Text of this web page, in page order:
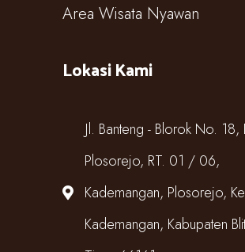
Area Wisata Nyawan
Lokasi Kami
Jl. Banteng - Blorok No. 18,
Plosorejo, RT. 01 / 06,
Kademangan, Plosorejo,
Kademangan, Kabupaten